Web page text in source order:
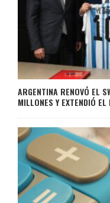
ARGENTINA RENOVÓ EL
MILLONES Y EXTENDIÓ